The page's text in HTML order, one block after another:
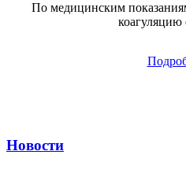
По медицинским
коагуляцию
Новости